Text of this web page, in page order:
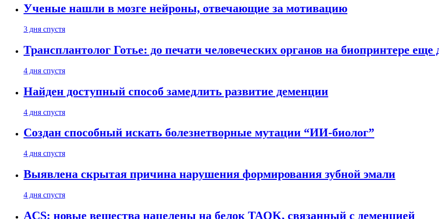
Ученые нашли в мозге нейроны, отвечающие за мотивацию
3 дня спустя
Трансплантолог Готье: до печати человеческих органов на биопринтере еще
4 дня спустя
Найден доступный способ замедлить развитие деменции
4 дня спустя
Создан способный искать болезнетворные мутации “ИИ-биолог”
4 дня спустя
Выявлена скрытая причина нарушения формирования зубной эмали
4 дня спустя
ACS: новые вещества нацелены на белок TAOK, связанный с деменцией